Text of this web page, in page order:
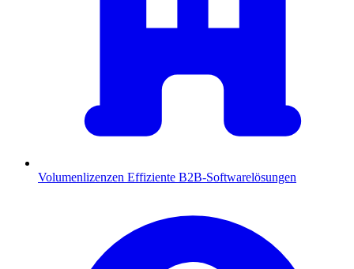
Volumenlizenzen Effiziente B2B-Softwarelösungen